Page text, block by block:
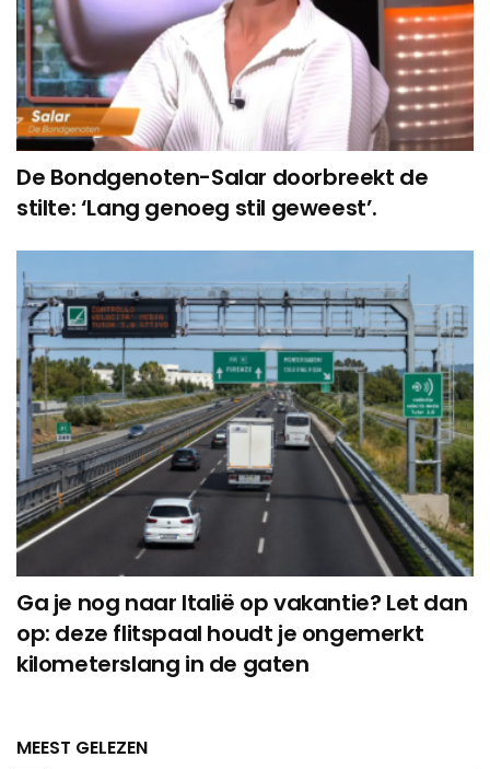
De Bondgenoten-Salar doorbreekt de
stilte: ‘Lang genoeg stil geweest’.
Ga je nog naar Italië op vakantie? Let dan
op: deze flitspaal houdt je ongemerkt
kilometerslang in de gaten
MEEST GELEZEN